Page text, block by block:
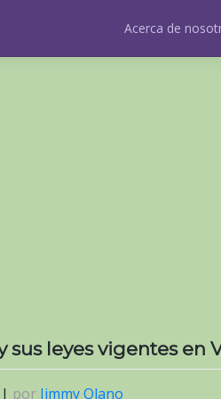
Acerca de
leyes vigentes en
| por Jimmy Olano